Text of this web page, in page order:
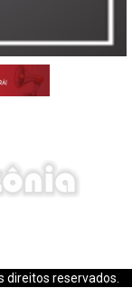
direitos reservados.